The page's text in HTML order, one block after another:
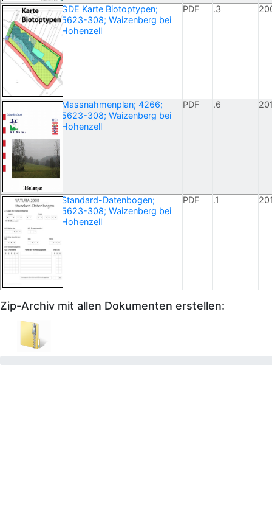
GDE Karte Biotoptypen;
5623-308; Waizenberg bei
Hohenzell
PDF .3
Massnahmenplan; 4266;
5623-308; Waizenberg bei
Hohenzell
PDF .6
Standard-Datenbogen;
5623-308; Waizenberg bei
Hohenzell
PDF .1
Zip-Archiv mit allen Dokumenten erstellen: